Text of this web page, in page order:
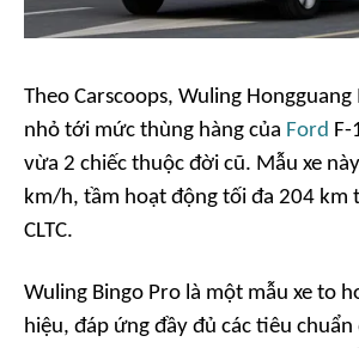
Theo Carscoops, Wuling Hongguang
nhỏ tới mức thùng hàng của Ford F-
vừa 2 chiếc thuộc đời cũ. Mẫu xe
km/h, tầm hoạt động tối đa 204 km
CLTC.
Wuling Bingo Pro là một mẫu xe to
hiệu, đáp ứng đầy đủ các tiêu